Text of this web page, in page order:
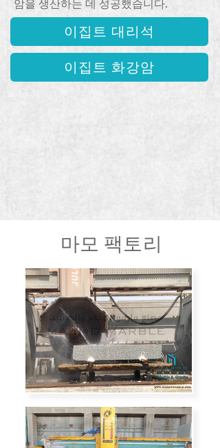
이집트 대리석
이집트 화강암
마모 팩토리